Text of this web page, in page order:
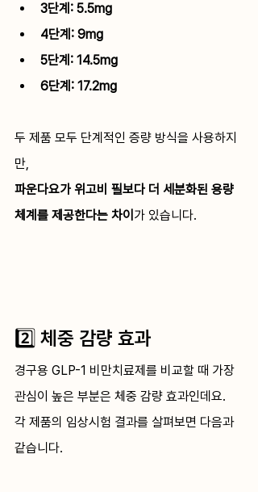
3단계: 5.5mg
4단계: 9mg
5단계: 14.5mg
6단계: 17.2mg
두 제품 모두 단계적인 증량 방식을 사용하지
만,
파운다요가 위고비 필보다 더 세분화된 용량
체계를 제공한다는 차이 가 있습니다.
2️⃣ 체중 감량 효과
경구용 GLP-1 비만치료제를 비교할 때 가장
관심이 높은 부분은 체중 감량 효과인데요.
각 제품의 임상시험 결과를 살펴보면 다음과
같습니다.